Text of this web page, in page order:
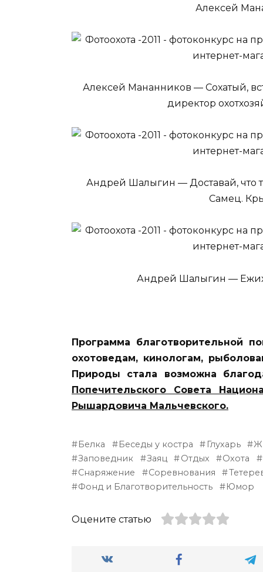
Алексей
Алексей Мананников — Сохатый,
директор
Андрей Шалыгин — Доставай, что
Самец.
Андрей Шалыгин —
Программа благотворительной
охотоведам, кинологам,
Природы стала возможна
Попечительского Совета
Рышардовича Мальчевского.
Белка Беседы у костра Глухарь
Заповедник
Заяц Отдых Охота
Снаряжение
Соревнования
Фонд и Благотворительность
Юмор
Оцените статью